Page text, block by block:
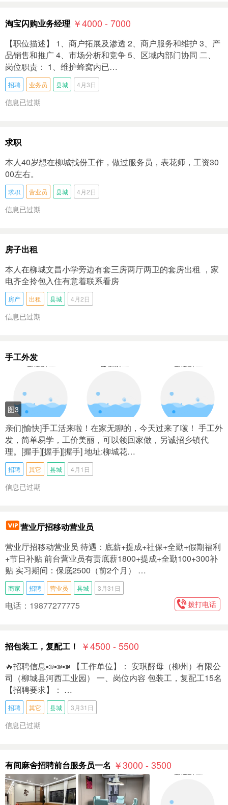
淘宝闪购业务经理 ￥4000 - 7000
【职位描述】 1、商户拓展及渗透 2、商户服务和维护 3、产
品销售和推广 4、市场分析和竞争 5、区域内部门协同 二、
岗位职责： 1、维护蜂窝内已…
招聘 业务员 县城 4月3日
信息已过期
求职
本人40岁想在柳城找份工作，做过服务员，表花师，工资30
00左右。
求职 营业员 县城 4月2日
信息已过期
房子出租
本人在柳城文昌小学旁边有套三房两厅两卫的套房出租 ，家
电齐全拎包入住有意着联系看房
房产 出租 县城 4月2日
信息已过期
手工外发
图3
亲们[愉快]手工活来啦！在家无聊的，今天过来了啵！ 手工外
发，简单易学，工价美丽，可以领回家做，另诚招乡镇代
理。[握手][握手][握手] 地址:柳城花…
招聘 其它 县城 4月1日
信息已过期
营业厅招移动营业员
营业厅招移动营业员 待遇：底薪+提成+社保+全勤+假期福利
+节日补贴 前台营业员有责底薪1800+提成+全勤100+300补
贴 实习期间：保底2500（前2个月） …
商家 招聘 营业员 县城 3月31日
电话：19877277775 拨打电话
招包装工，复配工！ ￥4500 - 5500
🔥招聘信息📣📣📣 【工作单位】： 安琪‭酵母（柳州）有限公
司（柳城县河西工业园） 一、岗位内容 包装工，复配工15名
【招聘要求】： …
招聘 其它 县城 3月31日
信息已过期
有间麻舍招聘前台服务员一名 ￥3000 - 3500